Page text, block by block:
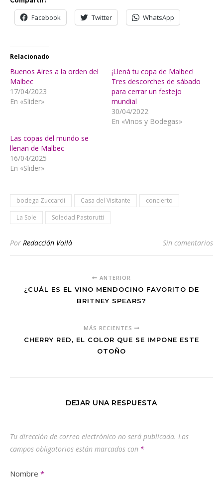
Facebook Twitter WhatsApp
Relacionado
Buenos Aires a la orden del
Malbec
17/04/2023
En «Slider»
¡Llená tu copa de Malbec!
Tres descorches de sábado
para cerrar un festejo
mundial
30/04/2022
En «Vinos y Bodegas»
Las copas del mundo se
llenan de Malbec
16/04/2025
En «Slider»
bodega Zuccardi Casa del Visitante
concierto
La Sole
Soledad Pastorutti
Por Redacción Voilà Sin comentarios
ANTERIOR
¿CUÁL ES EL VINO MENDOCINO FAVORITO DE
BRITNEY SPEARS?
MÁS RECIENTES
CHERRY RED, EL COLOR QUE SE IMPONE ESTE
OTOÑO
DEJAR UNA RESPUESTA
Tu dirección de correo electrónico no será publicada. Los
campos obligatorios están marcados con *
Nombre *